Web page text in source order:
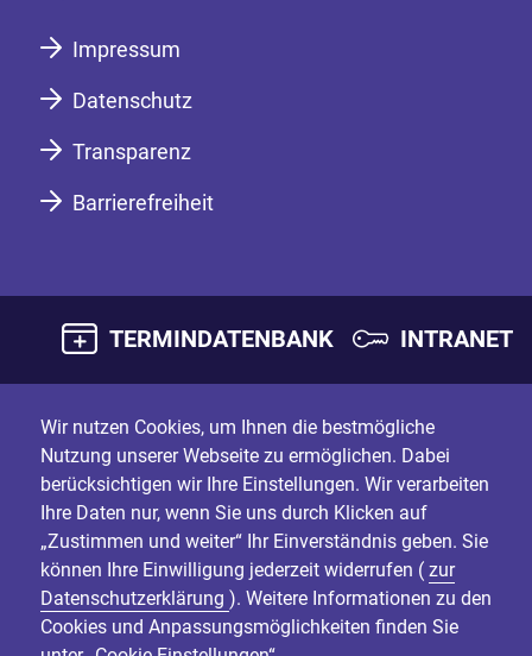
Impressum
Datenschutz
Transparenz
Barrierefreiheit
TERMINDATENBANK INTRANET
Wir nutzen Cookies, um Ihnen die bestmögliche
Nutzung unserer Webseite zu ermöglichen. Dabei
berücksichtigen wir Ihre Einstellungen. Wir verarbeiten
Ihre Daten nur, wenn Sie uns durch Klicken auf
„Zustimmen und weiter“ Ihr Einverständnis geben. Sie
können Ihre Einwilligung jederzeit widerrufen ( zur
Datenschutzerklärung ). Weitere Informationen zu den
Cookies und Anpassungsmöglichkeiten finden Sie